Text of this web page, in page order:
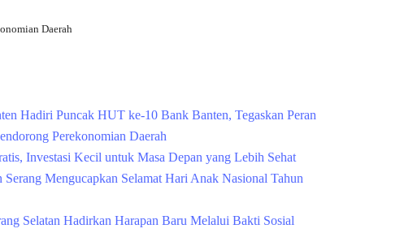
Daerah
Hadiri Puncak HUT ke-10 Bank Banten, Tegaskan Peran
Perekonomian Daerah
Investasi Kecil untuk Masa Depan yang Lebih Sehat
Mengucapkan Selamat Hari Anak Nasional Tahun
Selatan Hadirkan Harapan Baru Melalui Bakti Sosial